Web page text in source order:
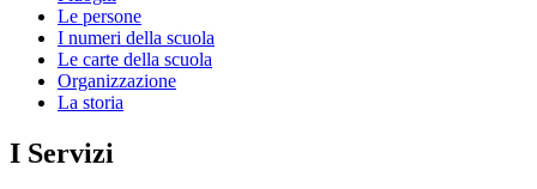
Le persone
I numeri della scuola
Le carte della scuola
Organizzazione
La storia
I Servizi